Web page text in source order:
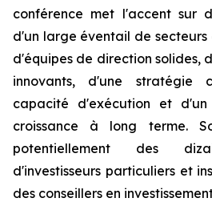
conférence met l'accent sur
d'un large éventail de secteurs
d'équipes de direction solides,
innovants, d'une stratégie
capacité d'exécution et
croissance à long terme.
potentiellement des
d'investisseurs particuliers et
des conseillers en